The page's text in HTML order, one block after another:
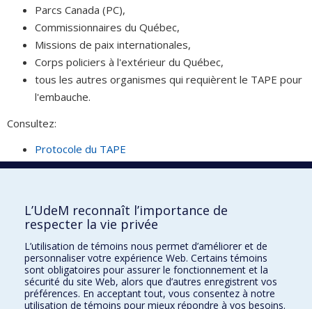
Parcs Canada (PC),
Commissionnaires du Québec,
Missions de paix internationales,
Corps policiers à l'extérieur du Québec,
tous les autres organismes qui requièrent le TAPE pour
l'embauche.
Consultez:
Protocole du TAPE
Inscription à une séance de pratique du TAPE
Clinique de kinésiologie
2100, boul. Édouard-Montpetit
Montréal (Québec) H3T 1J4
cliniquekinesio@umontreal.ca
L’UdeM reconnaît l’importance de
respecter la vie privée
L’utilisation de témoins nous permet d’améliorer et de
personnaliser votre expérience Web. Certains témoins
sont obligatoires pour assurer le fonctionnement et la
sécurité du site Web, alors que d’autres enregistrent vos
préférences. En acceptant tout, vous consentez à notre
utilisation de témoins pour mieux répondre à vos besoins.